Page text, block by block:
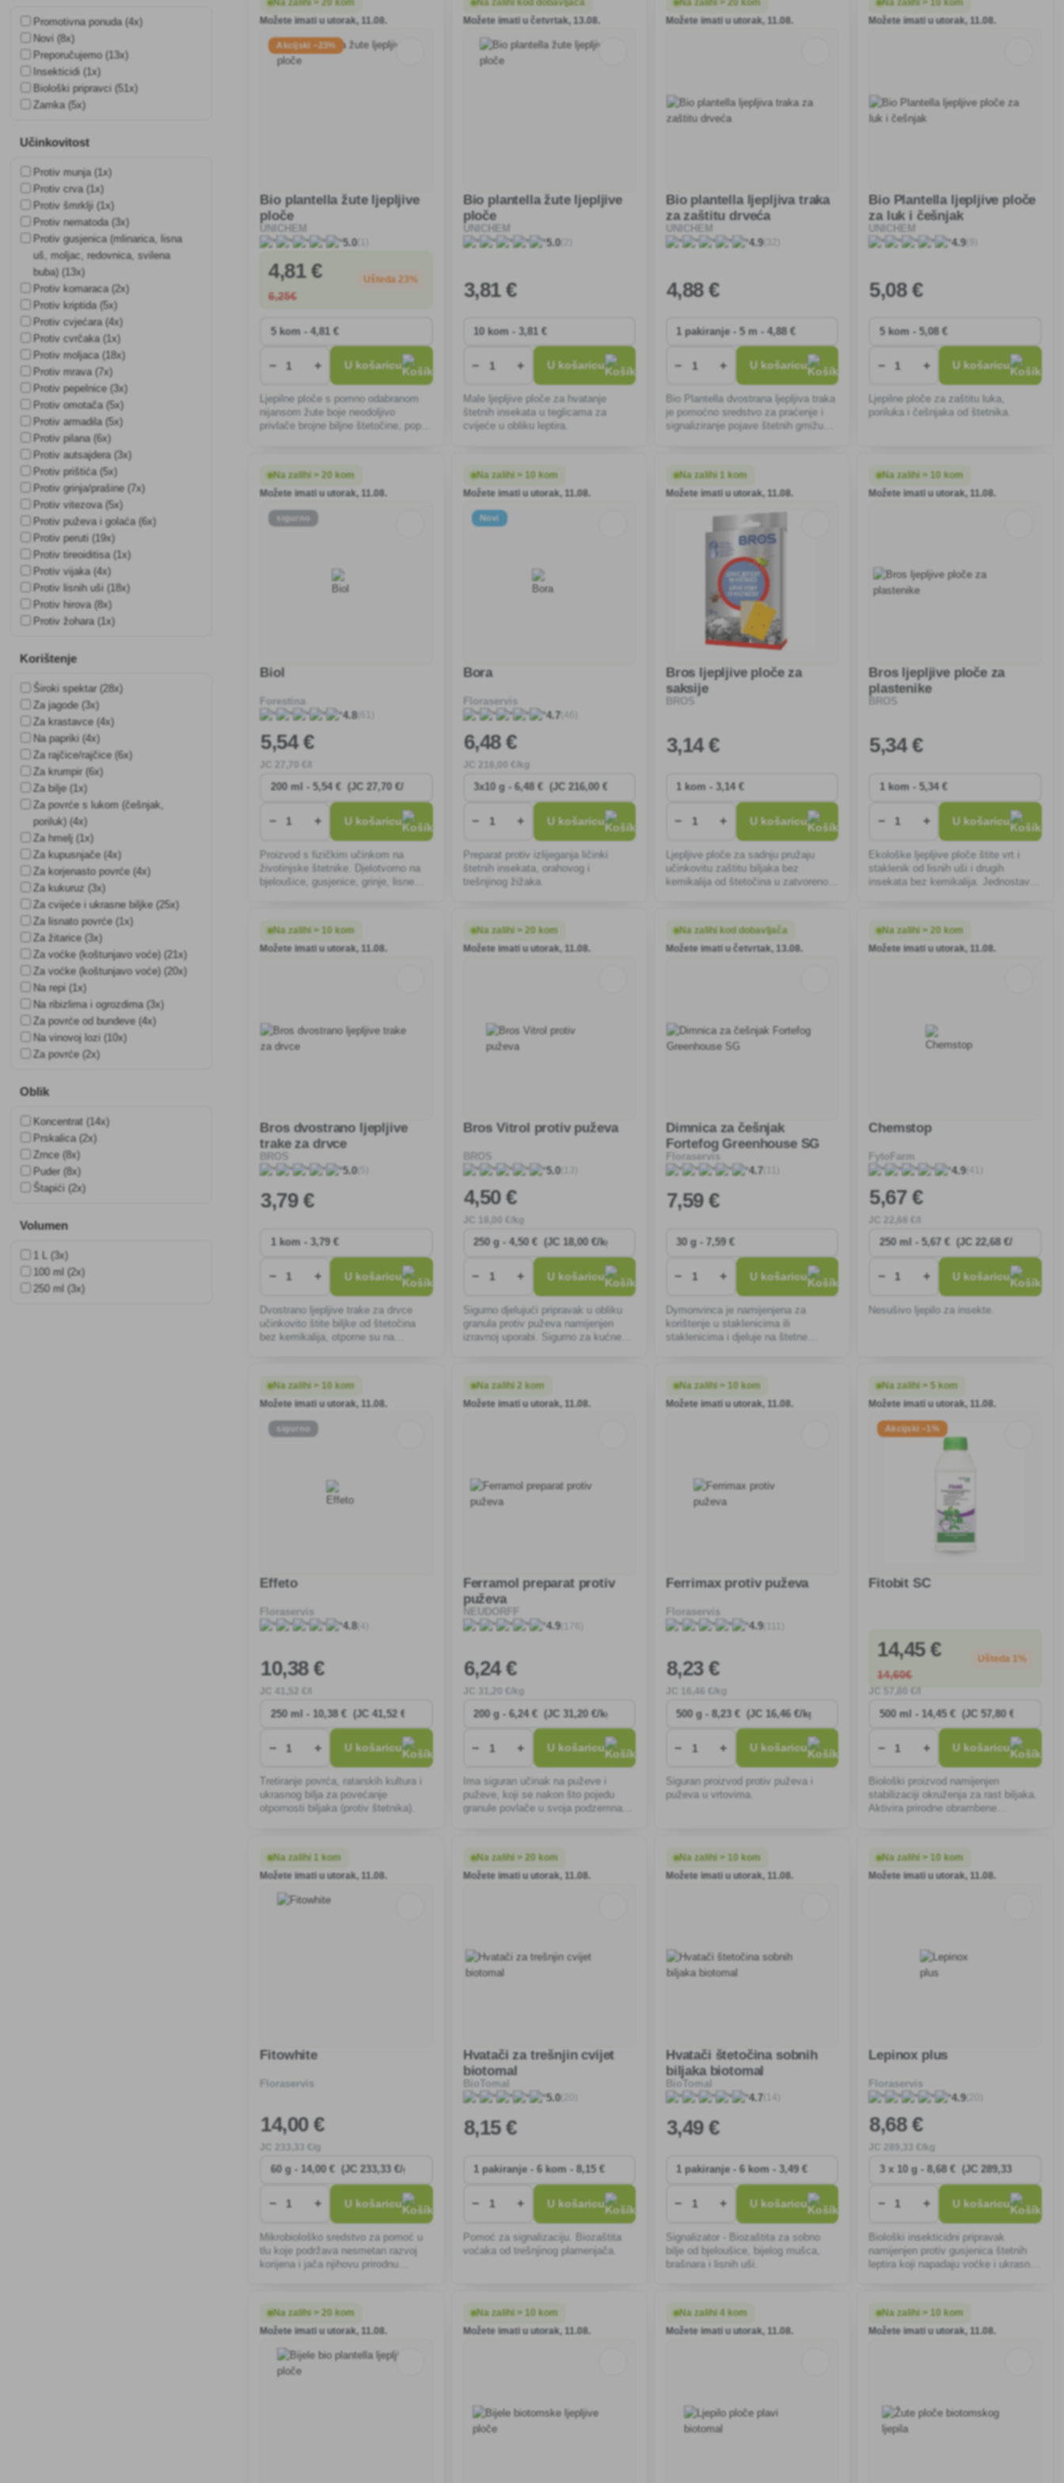
Promotivna ponuda (4x)
Novi (8x)
Preporučujemo (13x)
Insekticidi (1x)
Biološki pripravci (51x)
Zamka (5x)
Učinkovitost
Protiv munja (1x)
Protiv crva (1x)
Protiv šmrklji (1x)
Protiv nematoda (3x)
Protiv gusjenica (mlinarica, lisna
uš, moljac, redovnica, svilena
buba) (13x)
Protiv komaraca (2x)
Protiv kriptida (5x)
Protiv cvjećara (4x)
Protiv cvrčaka (1x)
Protiv moljaca (18x)
Protiv mrava (7x)
Protiv pepelnice (3x)
Protiv omotača (5x)
Protiv armadila (5x)
Protiv pilana (6x)
Protiv autsajdera (3x)
Protiv prištića (5x)
Protiv grinja/prašine (7x)
Protiv vitezova (5x)
Protiv puževa i golaća (6x)
Protiv peruti (19x)
Protiv tireoiditisa (1x)
Protiv vijaka (4x)
Protiv lisnih uši (18x)
Protiv hirova (8x)
Protiv žohara (1x)
Korištenje
Široki spektar (28x)
Za jagode (3x)
Za krastavce (4x)
Na papriki (4x)
Za rajčice/rajčice (6x)
Za krumpir (6x)
Za bilje (1x)
Za povrće s lukom (češnjak,
poriluk) (4x)
Za hmelj (1x)
Za kupusnjače (4x)
Za korjenasto povrće (4x)
Za kukuruz (3x)
Za cvijeće i ukrasne biljke (25x)
Za lisnato povrće (1x)
Za žitarice (3x)
Za voćke (koštunjavo voće) (21x)
Za voćke (koštunjavo voće) (20x)
Na repi (1x)
Na ribizlima i ogrozdima (3x)
Za povrće od bundeve (4x)
Na vinovoj lozi (10x)
Za povrće (2x)
Oblik
Koncentrat (14x)
Prskalica (2x)
Zrnce (8x)
Puder (8x)
Štapići (2x)
Volumen
1 L (3x)
100 ml (2x)
250 ml (3x)
Na zalihi > 20 kom
Možete imati u utorak, 11.08.
Akcijski −23%
Bio plantella žute ljepljive
ploče
UNICHEM
5.0(1)
4,81 €
6,25€
Ušteda 23%
− + U košaricu
Ljepilne ploče s pomno odabranom
nijansom žute boje neodoljivo
privlače brojne biljne štetočine, poput
Na zalihi kod dobavljača
Možete imati u četvrtak, 13.08.
Bio plantella žute ljepljive
ploče
UNICHEM
5.0(2)
3,81 €
− + U košaricu
Male ljepljive ploče za hvatanje
štetnih insekata u teglicama za
cvijeće u obliku leptira.
Na zalihi > 20 kom
Možete imati u utorak, 11.08.
Bio plantella ljepljiva traka
za zaštitu drveća
UNICHEM
4.9(32)
4,88 €
− + U košaricu
Bio Plantella dvostrana ljepljiva traka
je pomoćno sredstvo za praćenje i
signaliziranje pojave štetnih gmižućih
Na zalihi > 10 kom
Možete imati u utorak, 11.08.
Bio Plantella ljepljive ploče
za luk i češnjak
UNICHEM
4.9(9)
5,08 €
− + U košaricu
Ljepilne ploče za zaštitu luka,
poriluka i češnjaka od štetnika.
Na zalihi > 20 kom
Možete imati u utorak, 11.08.
sigurno
Biol
Forestina
4.8(61)
5,54 €
27 ,70 €/l
− + U košaricu
Proizvod s fizičkim učinkom na
životinjske štetnike. Djelotvorno na
bjeloušice, gusjenice, grinje, lisne
Na zalihi > 10 kom
Možete imati u utorak, 11.08.
Novi
Bora
Floraservis
4.7(46)
6,48 €
216 ,00 €/kg
− + U košaricu
Preparat protiv izlijeganja ličinki
štetnih insekata, orahovog i
trešnjinog žižaka.
Na zalihi 1 kom
Možete imati u utorak, 11.08.
Bros ljepljive ploče za
saksije
3,14 €
− + U košaricu
Ljepljive ploče za sadnju pružaju
učinkovitu zaštitu biljaka bez
kemikalija od štetočina u zatvorenom
Na zalihi > 10 kom
Možete imati u utorak, 11.08.
Bros ljepljive ploče za
plastenike
5,34 €
− + U košaricu
Ekološke ljepljive ploče štite vrt i
staklenik od lisnih uši i drugih
insekata bez kemikalija. Jednostavan
Na zalihi > 10 kom
Možete imati u utorak, 11.08.
Bros dvostrano ljepljive
trake za drvce
BROS
5.0(5)
3,79 €
− + U košaricu
Dvostrano ljepljive trake za drvce
učinkovito štite biljke od štetočina
bez kemikalija, otporne su na
Na zalihi > 20 kom
Možete imati u utorak, 11.08.
Bros Vitrol protiv puževa
BROS
5.0(13)
4,50 €
,00 €/kg
− + U košaricu
Sigurno djelujući pripravak u obliku
granula protiv puževa namijenjen
izravnoj uporabi. Sigurno za kućne
Na zalihi kod dobavljača
Možete imati u četvrtak, 13.08.
Dimnica za češnjak
Fortefog Greenhouse SG
Floraservis
4.7(11)
7,59 €
− + U košaricu
Dymonvinca je namijenjena za
korištenje u staklenicima ili
staklenicima i djeluje na štetne
Na zalihi > 20 kom
Možete imati u utorak, 11.08.
Chemstop
FytoFarm
4.9(41)
5,67 €
22 ,68 €/l
− + U košaricu
Nesušivo ljepilo za insekte.
Na zalihi > 10 kom
Možete imati u utorak, 11.08.
sigurno
Effeto
Floraservis
4.8(4)
10,38 €
,52 €/l
− + U košaricu
Tretiranje povrća, ratarskih kultura i
ukrasnog bilja za povećanje
otpornosti biljaka (protiv štetnika).
Na zalihi 2 kom
Možete imati u utorak, 11.08.
Ferramol preparat protiv
puževa
NEUDORFF
4.9(176)
6,24 €
,20 €/kg
− + U košaricu
Ima siguran učinak na puževe i
puževe, koji se nakon što pojedu
granule povlače u svoja podzemna
Na zalihi > 10 kom
Možete imati u utorak, 11.08.
Ferrimax protiv puževa
Floraservis
4.9(111)
8,23 €
,46 €/kg
− + U košaricu
Siguran proizvod protiv puževa i
puževa u vrtovima.
Na zalihi > 5 kom
Možete imati u utorak, 11.08.
Akcijski −1%
Fitobit SC
14,45 €
14,60€
Ušteda 1%
JC 57
− + U košaricu
Biološki proizvod namijenjen
stabilizaciji okruženja za rast biljaka.
Aktivira prirodne obrambene
Na zalihi 1 kom
Možete imati u utorak, 11.08.
Fitowhite
Floraservis
14,00 €
233 ,33 €/g
− + U košaricu
Mikrobiološko sredstvo za pomoć u
tlu koje podržava nesmetan razvoj
korijena i jača njihovu prirodnu
Na zalihi > 20 kom
Možete imati u utorak, 11.08.
Hvatači za trešnjin cvijet
biotomal
BioTomal
5.0(20)
8,15 €
− + U košaricu
Pomoć za signalizaciju. Biozaštita
voćaka od trešnjinog plamenjača.
Na zalihi > 10 kom
Možete imati u utorak, 11.08.
Hvatači štetočina sobnih
biljaka biotomal
BioTomal
4.7(14)
3,49 €
− + U košaricu
Signalizator - Biozaštita za sobno
bilje od bjeloušice, bijelog mušca,
brašnara i lisnih uši.
Na zalihi > 10 kom
Možete imati u utorak, 11.08.
Lepinox plus
Floraservis
4.9(20)
8,68 €
289 ,33 €/kg
− + U košaricu
Biološki insekticidni pripravak
namijenjen protiv gusjenica štetnih
leptira koji napadaju voćke i ukrasno
Na zalihi > 20 kom
Možete imati u utorak, 11.08.
Na zalihi > 10 kom
Možete imati u utorak, 11.08.
Na zalihi 4 kom
Možete imati u utorak, 11.08.
Na zalihi > 10 kom
Možete imati u utorak, 11.08.